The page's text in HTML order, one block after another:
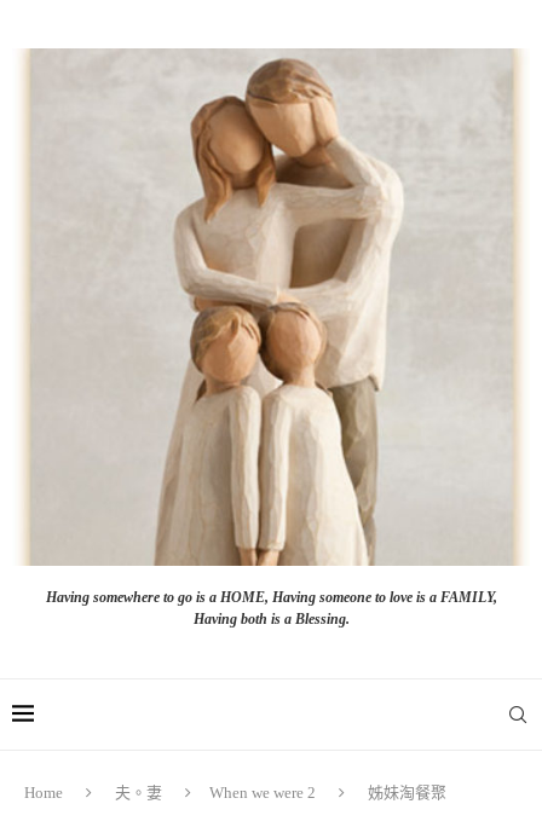
Having somewhere to go is a HOME, Having someone to love is a FAMILY,
Having both is a Blessing.
Home 夫。妻 When we were 2 姊妹淘餐聚